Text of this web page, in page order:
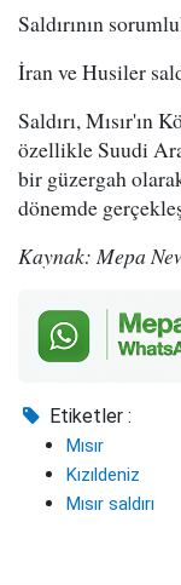
Saldırının
İran ve Husiler
Saldırı, Mısır'ın
özellikle Suudi
bir güzergah
dönemde
Kaynak: Mepa
Etiketler :
Mısır
Kızıldeniz
Mısır saldırı